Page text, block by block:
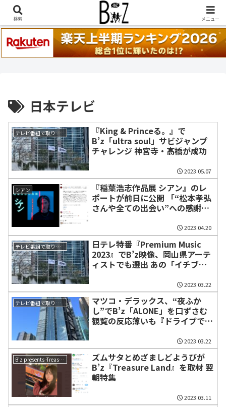
稲葉浩志『en-Zepp』『enⅣ』セトリ一覧はこちら
日本テレビ
テレビ番組で取り上げられた話題
『King & Princeる。』で
B’z「ultra soul」サビジャンプ
チャレンジ 神宮寺・髙橋が成功
2023.05.07
シアン
『稲葉浩志作品展 シアン』のレ
ポートが前日に公開 「“松本孝弘
さんや全ての出会い”への感謝を
2023.04.20
テレビ番組で取り上げられた話題
日テレ特番『Premium Music
2023』でB’z映像、岡山県アーテ
ィストでも選出 あの「イチブト
2023.03.22
テレビ番組で取り上げられた話題
マツコ・デラックス、“夜ふか
し”でB’z「ALONE」を口ずさむ
観覧の反応薄いも『ドライブで掛
2023.03.22
B’z presents -Treasure Land 2023-
ズムサタとめざましどようびが
B’z『Treasure Land』を取材 翌
朝特集
2023.03.11
検索 メニュー